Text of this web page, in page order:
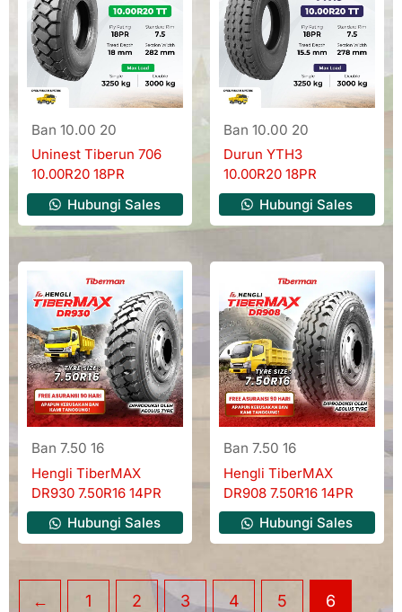
Ban 10.00 20
Uninest Tiberun 706
10.00R20 18PR
Hubungi Sales
Ban 10.00 20
Durun YTH3
10.00R20 18PR
Hubungi Sales
Ban 7.50 16
Hengli TiberMAX
DR930 7.50R16 14PR
Hubungi Sales
Ban 7.50 16
Hengli TiberMAX
DR908 7.50R16 14PR
Hubungi Sales
← 1 2 3 4 5 6